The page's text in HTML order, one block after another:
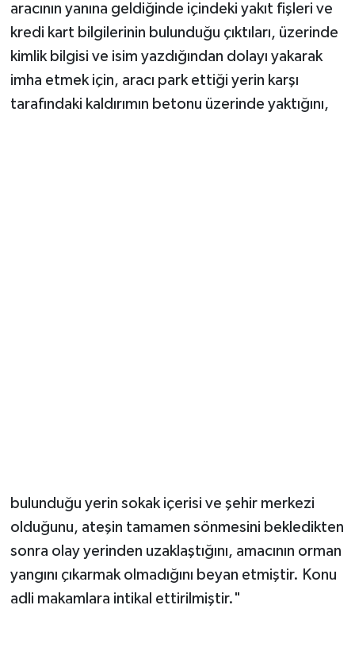
aracının yanına geldiğinde içindeki yakıt fişleri ve
kredi kart bilgilerinin bulunduğu çıktıları, üzerinde
kimlik bilgisi ve isim yazdığından dolayı yakarak
imha etmek için, aracı park ettiği yerin karşı
tarafındaki kaldırımın betonu üzerinde yaktığını,
bulunduğu yerin sokak içerisi ve şehir merkezi
olduğunu, ateşin tamamen sönmesini bekledikten
sonra olay yerinden uzaklaştığını, amacının orman
yangını çıkarmak olmadığını beyan etmiştir. Konu
adli makamlara intikal ettirilmiştir."